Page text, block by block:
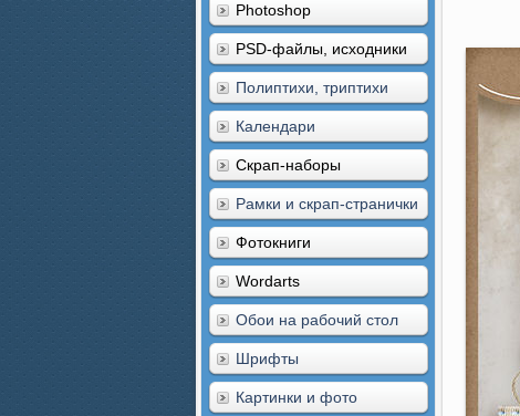
Photoshop
PSD-файлы, исходники
Полиптихи, триптихи
Календари
Скрап-наборы
Рамки и скрап-странички
Фотокниги
Wordarts
Обои на рабочий стол
Шрифты
Картинки и фото